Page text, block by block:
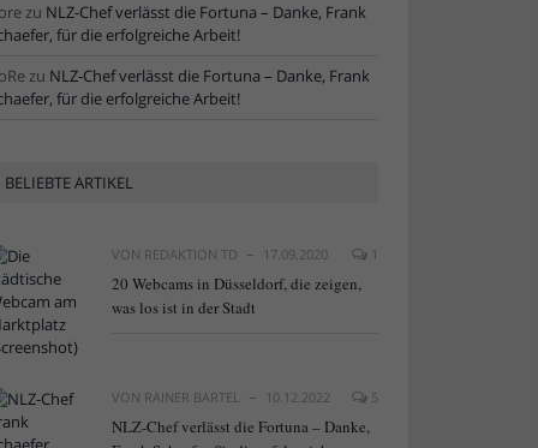
zu NLZ-Chef verlässt die Fortuna – Danke, Frank
für die erfolgreiche Arbeit!
zu NLZ-Chef verlässt die Fortuna – Danke, Frank
für die erfolgreiche Arbeit!
BELIEBTE ARTIKEL
VON REDAKTION TD 17.09.2020 1
20 Webcams in Düsseldorf, die zeigen,
was los ist in der Stadt
VON RAINER BARTEL 10.12.2022 5
NLZ-Chef verlässt die Fortuna – Danke,